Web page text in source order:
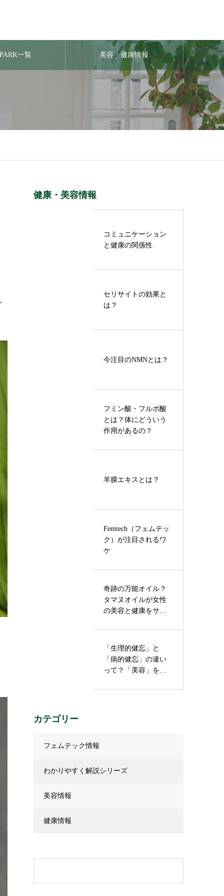
一覧 美容・健康情報
健康・美容情報
コミュニケーション
と健康の関係性
セリサイトの効果と
は？
今注目のNMNとは？
フミン酸・フルボ酸
とは？体にどういう
作用があるの？
羊膜エキスとは？
Femtech（フェムテッ
ク）が注目されるワ
ケ
奇跡の万能オイル？
タマヌオイルが女性
の美容と健康をサポ
「生理的健忘」と
「病的健忘」の違い
って？「美容」を意
カテゴリー
フェムテック情報
わかりやすく解説シリーズ
美容情報
健康情報